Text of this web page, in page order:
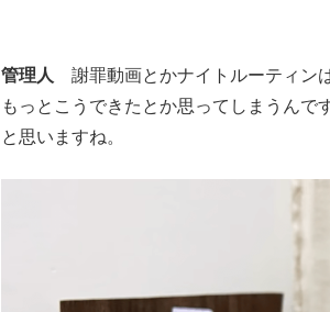
管理人
謝罪動画とかナイトルーティン
もっとこうできたとか思ってしまうんで
と思いますね。